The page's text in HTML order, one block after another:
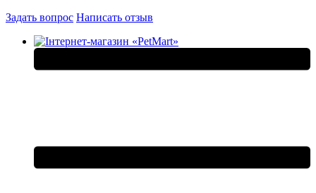
Задать вопрос Написать отзыв